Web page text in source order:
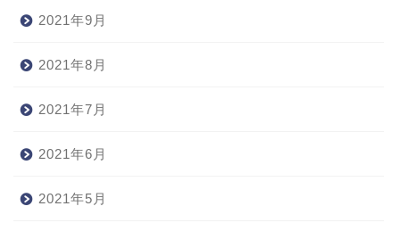
2021年9月
2021年8月
2021年7月
2021年6月
2021年5月